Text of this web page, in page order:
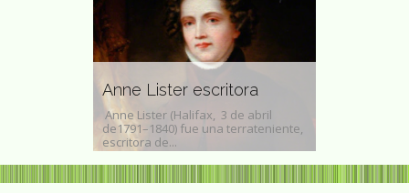
Anne Lister escritora
Anne Lister (Halifax, 3 de abril
de1791–1840) fue una terrateniente,
escritora de...